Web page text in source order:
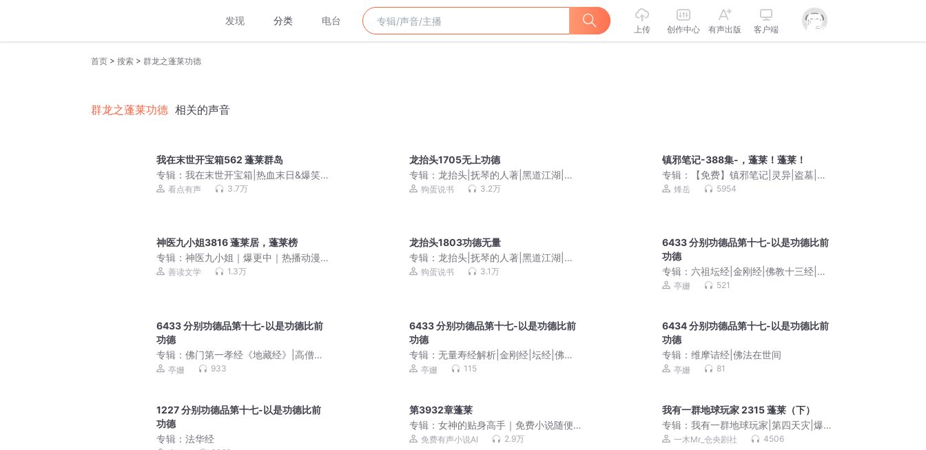
发现 分类 电台
上传 创作中心 有声出版 客户端
首页 > 搜索 > 群龙之蓬莱功德
群龙之蓬莱功德 相关的声音
我在末世开宝箱562 蓬莱群岛
专辑： 我在末世开宝箱|热血末日&爆笑&
杀神&带系统
看点有声 3.7万
龙抬头1705无上功德
专辑：龙抬头|抚琴的人著|黑道江湖|都
市热血|逆袭|多人有声剧|狗蛋领衔
狗蛋说书 3.2万
镇邪笔记-388集-，蓬莱！蓬莱！
专辑：
【免费】镇邪笔记|灵异|盗墓|风
水 烽岳 5954
神医九小姐3816 蓬莱居，蓬莱榜
专辑： 神医九小姐｜爆更中｜热播动漫
同名原著｜女强虐渣
善读文学 1.3万
龙抬头1803功德无量
专辑：龙抬头|抚琴的人著|黑道江湖|都
市热血|逆袭|多人有声剧|狗蛋领衔
狗蛋说书 3.1万
6433 分别功德品第十七-以是功德比前
功德
专辑：六祖坛经|金刚经|佛教十三经|解
读|即心即佛、顿悟成佛|慧能大师
亭姗 521
6433 分别功德品第十七-以是功德比前
功德
专辑： 佛门第一孝经《地藏经》|高僧们
的思维智慧|地藏菩萨的宏大誓愿
亭姗 933
6433 分别功德品第十七-以是功德比前
功德
专辑：无量寿经解析|金刚经|坛经|佛教
十三经|极乐世界的美好景象
亭姗 115
6434 分别功德品第十七-以是功德比前
功德
专辑：维摩诘经|佛法在世间
亭姗 81
1227 分别功德品第十七-以是功德比前
功德
专辑： 法华经
第3932章蓬莱
专辑：女神的贴身高手｜免费小说随便
听｜美女爽文
免费有声小说AI 2.9万
我有一群地球玩家 2315 蓬莱（下）
专辑：我有一群地球玩家|第四天灾|爆笑
幕后流|VIP免费|多人有声剧
一木Mr_仓央剧社 4506